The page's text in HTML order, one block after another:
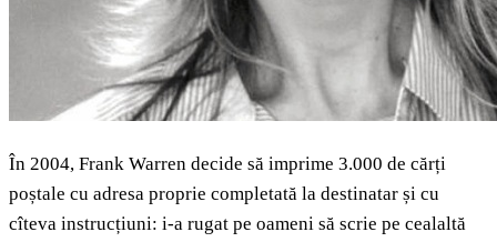
În 2004, Frank Warren decide să imprime 3.000 de cărți
poștale cu adresa proprie completată la destinatar și cu
cîteva instrucțiuni: i-a rugat pe oameni să scrie pe cealaltă